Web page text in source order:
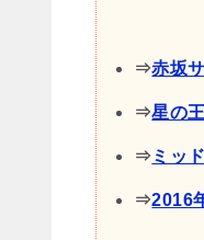
⇒赤坂
⇒星の
⇒ ミッ
⇒2016